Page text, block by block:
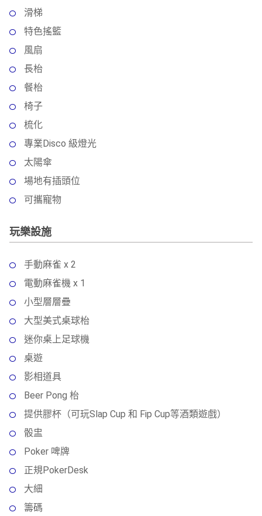
滑梯
特色搖籃
風扇
長枱
餐枱
椅子
梳化
專業Disco 級燈光
太陽傘
場地有插頭位
可攜寵物
玩樂設施
手動麻雀 x 2
電動麻雀機 x 1
小型層層疊
大型美式桌球枱
迷你桌上足球機
桌遊
影相道具
Beer Pong 枱
提供膠杯（可玩Slap Cup 和 Fip Cup等酒類遊戲）
骰盅
Poker 啤牌
正規PokerDesk
大細
籌碼